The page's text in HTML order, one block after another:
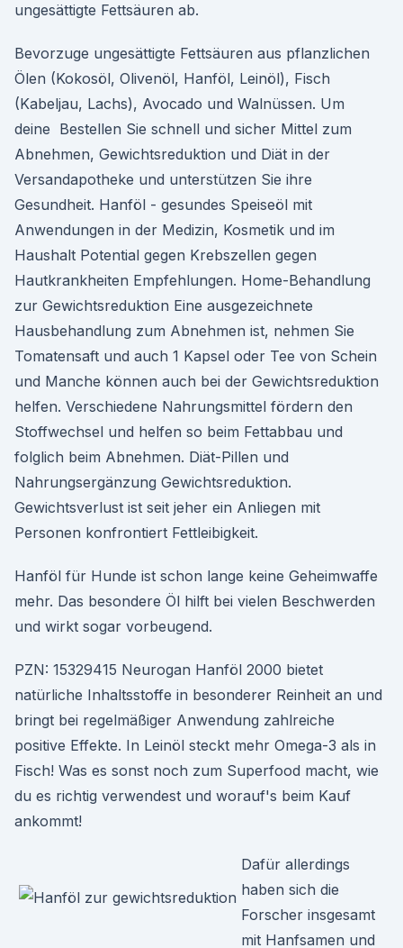
ungesättigte Fettsäuren ab.
Bevorzuge ungesättigte Fettsäuren aus pflanzlichen
Ölen (Kokosöl, Olivenöl, Hanföl, Leinöl), Fisch
(Kabeljau, Lachs), Avocado und Walnüssen. Um
deine Bestellen Sie schnell und sicher Mittel zum
Abnehmen, Gewichtsreduktion und Diät in der
Versandapotheke und unterstützen Sie ihre
Gesundheit. Hanföl - gesundes Speiseöl mit
Anwendungen in der Medizin, Kosmetik und im
Haushalt Potential gegen Krebszellen gegen
Hautkrankheiten Empfehlungen. Home-Behandlung
zur Gewichtsreduktion Eine ausgezeichnete
Hausbehandlung zum Abnehmen ist, nehmen Sie
Tomatensaft und auch 1 Kapsel oder Tee von Schein
und Manche können auch bei der Gewichtsreduktion
helfen. Verschiedene Nahrungsmittel fördern den
Stoffwechsel und helfen so beim Fettabbau und
folglich beim Abnehmen. Diät-Pillen und
Nahrungsergänzung Gewichtsreduktion.
Gewichtsverlust ist seit jeher ein Anliegen mit
Personen konfrontiert Fettleibigkeit.
Hanföl für Hunde ist schon lange keine Geheimwaffe
mehr. Das besondere Öl hilft bei vielen Beschwerden
und wirkt sogar vorbeugend.
PZN: 15329415 Neurogan Hanföl 2000 bietet
natürliche Inhaltsstoffe in besonderer Reinheit an und
bringt bei regelmäßiger Anwendung zahlreiche
positive Effekte. In Leinöl steckt mehr Omega-3 als in
Fisch! Was es sonst noch zum Superfood macht, wie
du es richtig verwendest und worauf's beim Kauf
ankommt!
Dafür allerdings
haben sich die
Forscher insgesamt
mit Hanfsamen und